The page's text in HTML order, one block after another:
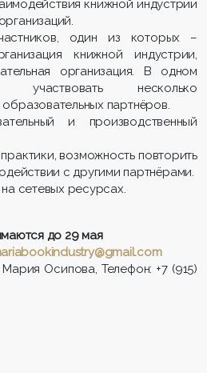
книжной индустрии
один из которых –
книжной индустрии,
организация. В одном
участвовать несколько
партнёров.
и производственный
возможность повторить
с другими партнёрами.
сетевых ресурсах.
до 29 мая
Мария Осипова, Телефон: +7 (915)